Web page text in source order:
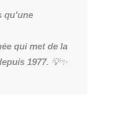
qu’une
qui met de la
1977. 💡✨